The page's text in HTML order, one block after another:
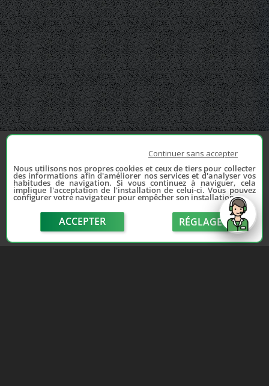
Continuer sans accepter
Nous utilisons nos propres cookies et ceux de tiers pour collecter
des informations afin d'améliorer nos services et d'analyser vos
habitudes de navigation. Si vous continuez à naviguer, cela
implique l'acceptation de l'installation de celui-ci. Vous pouvez
configurer votre navigateur pour empêcher son installation.
ACCEPTER RÉGLAGE